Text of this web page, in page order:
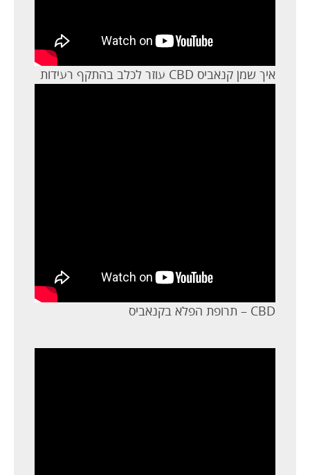
איך שמן קנאביס CBD עוזר לכלב בהתקף רעידות
CBD – תרופת הפלא בקנאביס